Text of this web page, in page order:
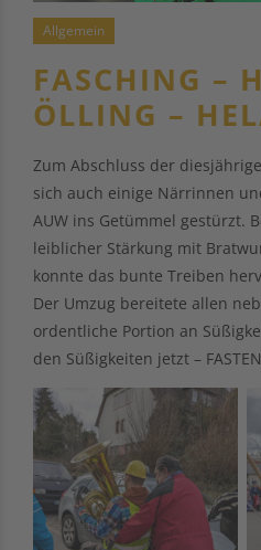
Allgemein
FASCHING –
ÖLLING –
Zum Abschluss der
sich auch einige Närrinnen
AUW ins Getümmel gestürzt.
leiblicher Stärkung mit
konnte das bunte Treiben
Der Umzug bereitete allen
ordentliche Portion an
den Süßigkeiten jetzt –